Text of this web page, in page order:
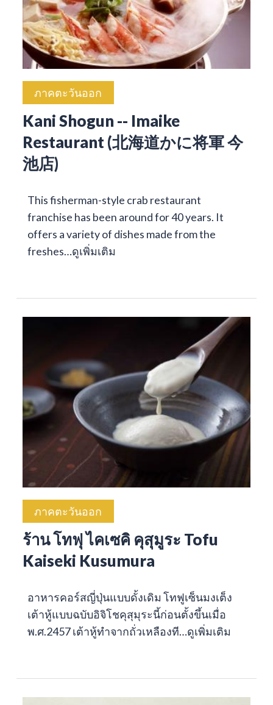
ภาคตะวันออก
Kani Shogun -- Imaike
Restaurant (北海道かに将軍 今
池店)
This fisherman-style crab restaurant
franchise has been around for 40 years. It
offers a variety of dishes made from the
freshes…ดูเพิ่มเติม
ภาคตะวันออก
ร้าน โทฟุ ไคเซคิ คุสุมูระ Tofu
Kaiseki Kusumura
อาหารคอร์สญี่ปุ่นแบบดั้งเดิม โทฟูเซ็นมงเต็ง
เต้าหู้แบบฉบับอิจิโชคุสุมุระนี้ก่อนตั้งขึ้นเมื่อ
พ.ศ.2457 เต้าหู้ทำจากถั่วเหลืองที…ดูเพิ่มเติม